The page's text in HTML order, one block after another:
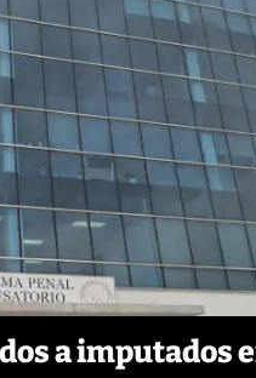
a imputados